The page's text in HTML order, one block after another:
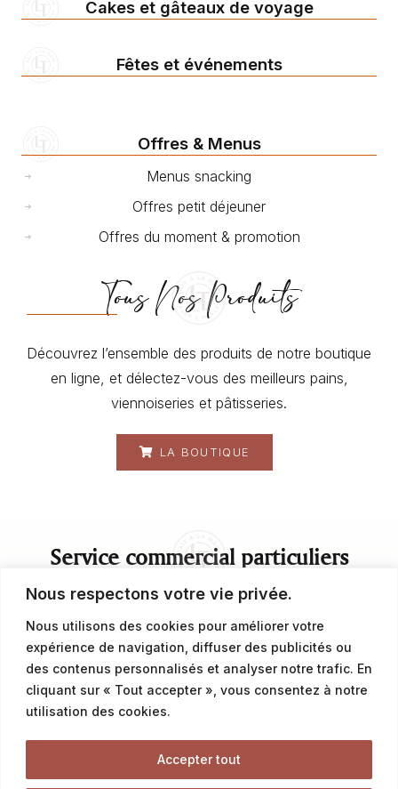
Nous respectons votre vie privée.
Nous utilisons des cookies pour améliorer votre
expérience de navigation, diffuser des publicités ou
des contenus personnalisés et analyser notre trafic. En
cliquant sur « Tout accepter », vous consentez à notre
utilisation des cookies.
Accepter tout
Cakes et gâteaux de voyage
Fêtes et événements
Offres & Menus
Menus snacking
Offres petit déjeuner
Offres du moment & promotion
Tous Nos Produits
Découvrez l’ensemble des produits de notre boutique
en ligne, et délectez-vous des meilleurs pains,
viennoiseries et pâtisseries.
LA BOUTIQUE
Service commercial particuliers
04 76 43 20 09
Service commercial professionnels
commercial@latalemelerie.com